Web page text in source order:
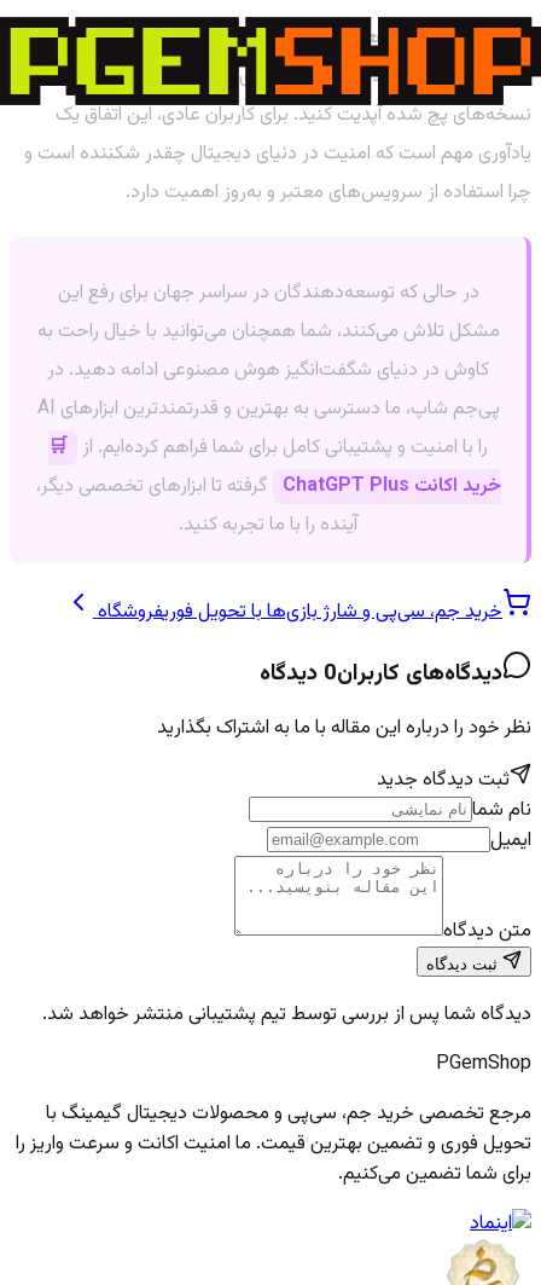
اگر شما یک توسعه‌دهنده هستید که از Starlette یا FastAPI
استفاده می‌کنید، باید فوراً وابستگی‌های پروژه خود را به آخرین
نسخه‌های پچ شده آپدیت کنید. برای کاربران عادی، این اتفاق یک
یادآوری مهم است که امنیت در دنیای دیجیتال چقدر شکننده است و
چرا استفاده از سرویس‌های معتبر و به‌روز اهمیت دارد.
در حالی که توسعه‌دهندگان در سراسر جهان برای رفع این
مشکل تلاش می‌کنند، شما همچنان می‌توانید با خیال راحت به
کاوش در دنیای شگفت‌انگیز هوش مصنوعی ادامه دهید. در
پی‌جم شاپ، ما دسترسی به بهترین و قدرتمندترین ابزارهای AI
را با امنیت و پشتیبانی کامل برای شما فراهم کرده‌ایم. از 🛒
خرید اکانت ChatGPT Plus
گرفته تا ابزارهای تخصصی دیگر،
آینده را با ما تجربه کنید.
خرید جم، سی‌پی و شارژ بازی‌ها با تحویل فوریفروشگاه
دیدگاه‌های کاربران0 دیدگاه
نظر خود را درباره این مقاله با ما به اشتراک بگذارید
ثبت دیدگاه جدید
نام شما
ایمیل
متن دیدگاه
ثبت دیدگاه
دیدگاه شما پس از بررسی توسط تیم پشتیبانی منتشر خواهد شد.
PGemShop
مرجع تخصصی خرید جم، سی‌پی و محصولات دیجیتال گیمینگ با
تحویل فوری و تضمین بهترین قیمت. ما امنیت اکانت و سرعت واریز را
برای شما تضمین می‌کنیم.